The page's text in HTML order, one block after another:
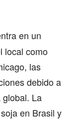
en un
local como
las
debido a
La
en Brasil y